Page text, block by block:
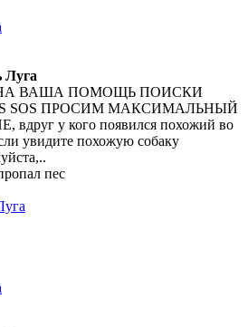
Луга
ВАША ПОМОЩЬ ПОИСКИ
SOS ПРОСИМ МАКСИМАЛЬНЫЙ
у кого появился похожий во
увидите похожую собаку
пес